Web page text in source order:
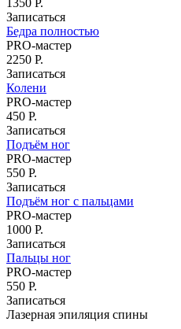
Записаться
Бедра полностью
PRO-мастер
2250 Р.
Записаться
Колени
PRO-мастер
450 Р.
Записаться
Подъём ног
PRO-мастер
550 Р.
Записаться
Подъём ног с пальцами
PRO-мастер
1000 Р.
Записаться
Пальцы ног
PRO-мастер
550 Р.
Записаться
Лазерная эпиляция спины